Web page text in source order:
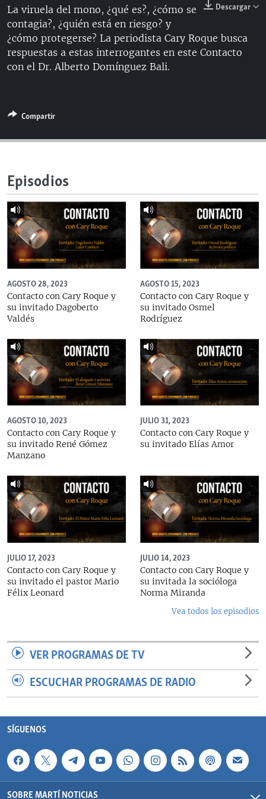
RADIO MARTÍ
ESPECIALES
ESPECIALES
LA REALIDAD DE LA VIVIENDA EN CUBA
KENTU-CUBANO
LOS SANTOS DE HIALEAH
LA INVASIÓN DE RUSIA A UCRANIA
MULTIMEDIA
Descargar
La viruela del mono, ¿qué es?, ¿cómo se
contagia?, ¿quién está en riesgo? y
¿cómo protegerse? La periodista Cary Roque busca
respuestas a estas interrogantes en este Contacto
con el Dr. Alberto Domínguez Bali.
Compartir
Episodios
AGOSTO 28, 2023
Contacto con Cary Roque y
su invitado Dagoberto
Valdés
AGOSTO 15, 2023
Contacto con Cary Roque y
su invitado Osmel
Rodríguez
AGOSTO 10, 2023
Contacto con Cary Roque y
su invitado René Gómez
Manzano
JULIO 31, 2023
Contacto con Cary Roque y
su invitado Elías Amor
JULIO 17, 2023
Contacto con Cary Roque y
su invitado el pastor Mario
Félix Leonard
JULIO 14, 2023
Contacto con Cary Roque y
su invitada la socióloga
Norma Miranda
Vea todos los episodios
VER PROGRAMAS DE TV
ESCUCHAR PROGRAMAS DE RADIO
SÍGUENOS
SOBRE MARTÍ NOTICIAS